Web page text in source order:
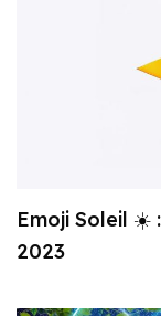
Emoji Soleil ☀️
2023